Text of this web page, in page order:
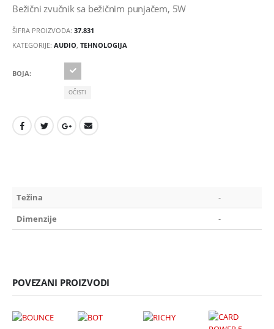
Bežični zvučnik sa bežičnim punjačem, 5W
ŠIFRA PROIZVODA: 37.831
KATEGORIJE: AUDIO TEHNOLOGIJA
BOJA
OČISTI
Težina
-
Dimenzije
-
POVEZANI PROIZVODI